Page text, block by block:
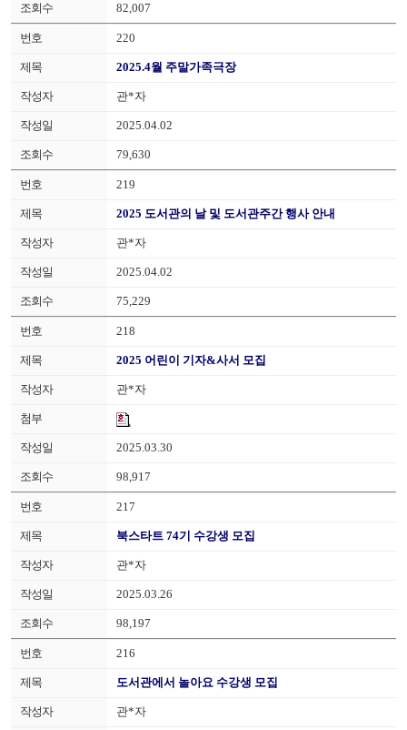
82,007
220
2025.4월 주말가족극장
관*자
2025.04.02
79,630
219
2025 도서관의 날 및 도서관주간 행사 안내
관*자
2025.04.02
75,229
218
2025 어린이 기자&사서 모집
관*자
2025.03.30
98,917
217
북스타트 74기 수강생 모집
관*자
2025.03.26
98,197
216
도서관에서 놀아요 수강생 모집
관*자